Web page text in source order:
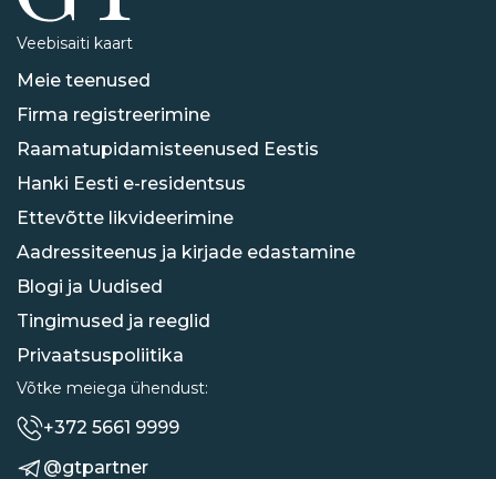
Veebisaiti kaart
Meie teenused
Firma registreerimine
Raamatupidamisteenused Eestis
Hanki Eesti e-residentsus
Ettevõtte likvideerimine
Aadressiteenus ja kirjade edastamine
Blogi ja Uudised
Tingimused ja reeglid
Privaatsuspoliitika
Võtke meiega ühendust:
+372 5661 9999
@gtpartner